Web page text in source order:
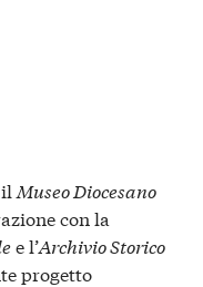
Museo Diocesano
con la
e l’Archivio Storico
progetto